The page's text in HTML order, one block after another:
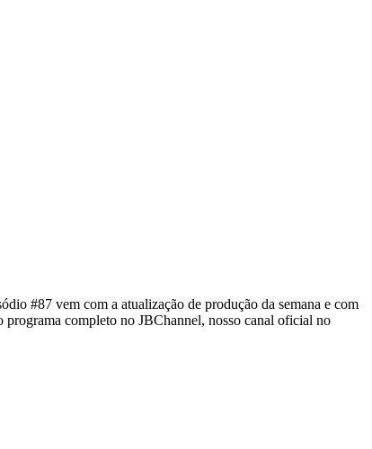
#87 vem com a atualização de produção da semana e com
completo no JBChannel, nosso canal oficial no